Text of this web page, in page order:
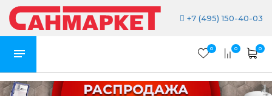
+7 (495) 150-40-03
0 0 0